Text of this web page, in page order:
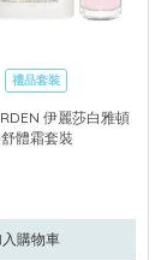
禮品套裝
中國內地配送伊麗莎白雅頓
體霜套裝
購物車